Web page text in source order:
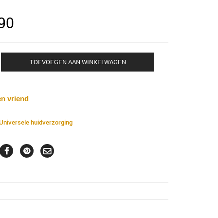
TOEVOEGEN AAN WINKELWAGEN
vriend
huidverzorging